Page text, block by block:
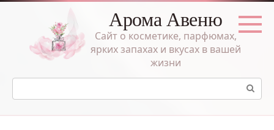
Перейти
Арома Авеню
Сайт о косметике, парфюмах,
ярких запахах и вкусах в вашей
жизни
Поиск: